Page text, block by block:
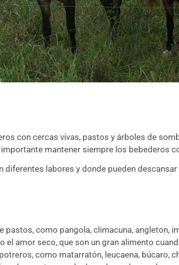
con cercas vivas, pastos y árboles de
mantener siempre los bebederos
diferentes labores y donde pueden
como pangola, climacuna, angleton,
amor seco, que son un gran alimento
como matarratón, leucaena, búcaro,